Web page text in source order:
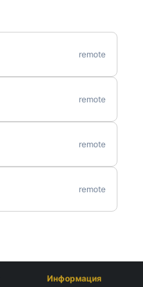
remote
remote
remote
remote
Информация